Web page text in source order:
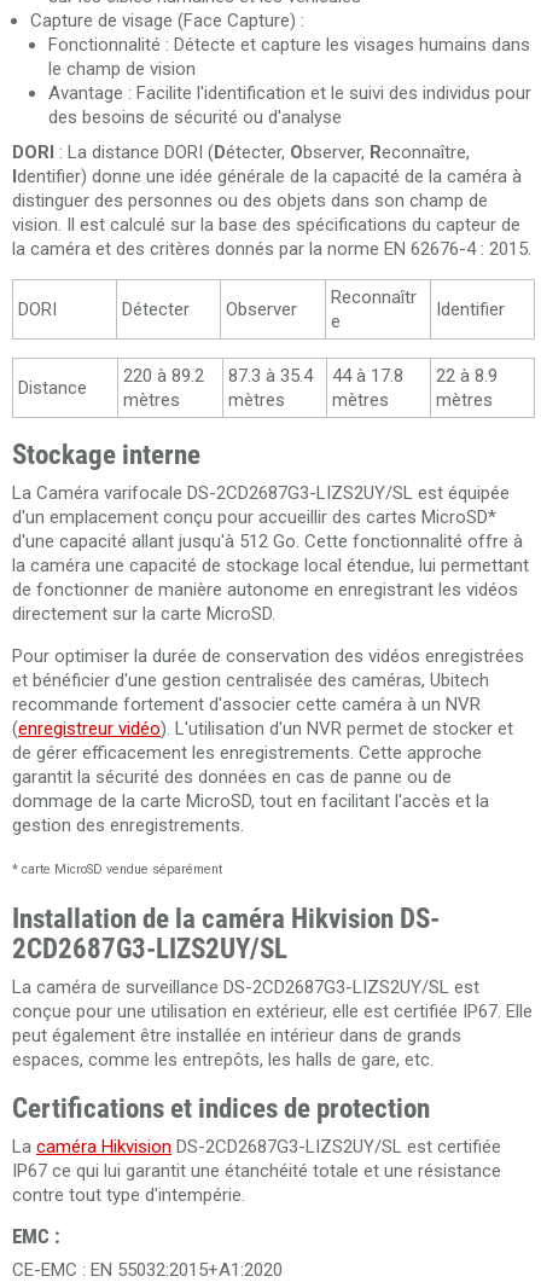
Capture de visage (Face Capture) :
Fonctionnalité : Détecte et capture les visages humains dans
le champ de vision
Avantage : Facilite l'identification et le suivi des individus pour
des besoins de sécurité ou d'analyse
DORI : La distance DORI (Détecter, Observer, Reconnaître,
Identifier) ​​donne une idée générale de la capacité de la caméra à
distinguer des personnes ou des objets dans son champ de
vision. Il est calculé sur la base des spécifications du capteur de
la caméra et des critères donnés par la norme EN 62676-4 : 2015.
DORI Détecter Observer
Reconnaîtr
e
Identifier
Distance
220 à 89.2
mètres
87.3 à 35.4
mètres
44 à 17.8
mètres
22 à 8.9
mètres
Stockage interne
La Caméra varifocale DS-2CD2687G3-LIZS2UY/SL est équipée
d'un emplacement conçu pour accueillir des cartes MicroSD*
d'une capacité allant jusqu'à 512 Go. Cette fonctionnalité offre à
la caméra une capacité de stockage local étendue, lui permettant
de fonctionner de manière autonome en enregistrant les vidéos
directement sur la carte MicroSD.
Pour optimiser la durée de conservation des vidéos enregistrées
et bénéficier d'une gestion centralisée des caméras, Ubitech
recommande fortement d'associer cette caméra à un NVR
(enregistreur vidéo). L'utilisation d'un NVR permet de stocker et
de gérer efficacement les enregistrements. Cette approche
garantit la sécurité des données en cas de panne ou de
dommage de la carte MicroSD, tout en facilitant l'accès et la
gestion des enregistrements.
* carte MicroSD vendue séparément
Installation de la caméra Hikvision DS-
2CD2687G3-LIZS2UY/SL
La caméra de surveillance DS-2CD2687G3-LIZS2UY/SL est
conçue pour une utilisation en extérieur, elle est certifiée IP67. Elle
peut également être installée en intérieur dans de grands
espaces, comme les entrepôts, les halls de gare, etc.
Certifications et indices de protection
La caméra Hikvision DS-2CD2687G3-LIZS2UY/SL est certifiée
IP67 ce qui lui garantit une étanchéité totale et une résistance
contre tout type d'intempérie.
EMC :
CE-EMC : EN 55032:2015+A1:2020